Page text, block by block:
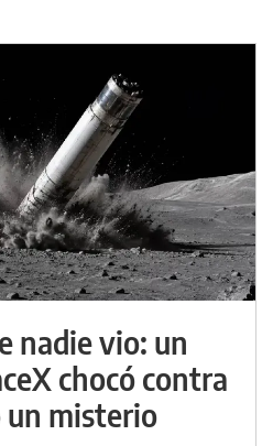
nadie vio: un
chocó contra
un misterio